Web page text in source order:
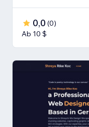
0,0 (0)
Ab 10 $